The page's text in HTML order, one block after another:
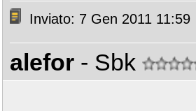
Inviato: 7 Gen 2011 11:59
alefor - Sbk